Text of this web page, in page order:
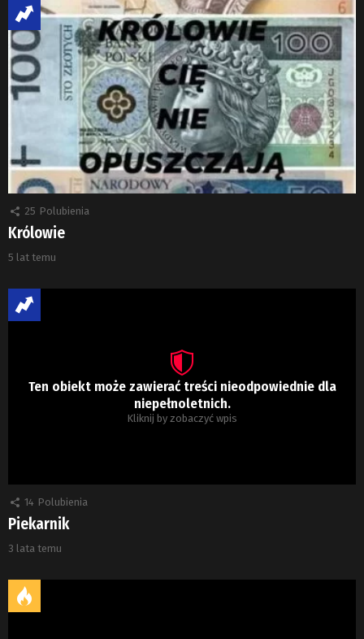
25 Polubienia
Królowie
5 lat temu
Ten obiekt może zawierać treści nieodpowiednie dla
niepełnoletnich.
Kliknij by zobaczyć wpis
14 Polubienia
Piekarnik
3 lata temu